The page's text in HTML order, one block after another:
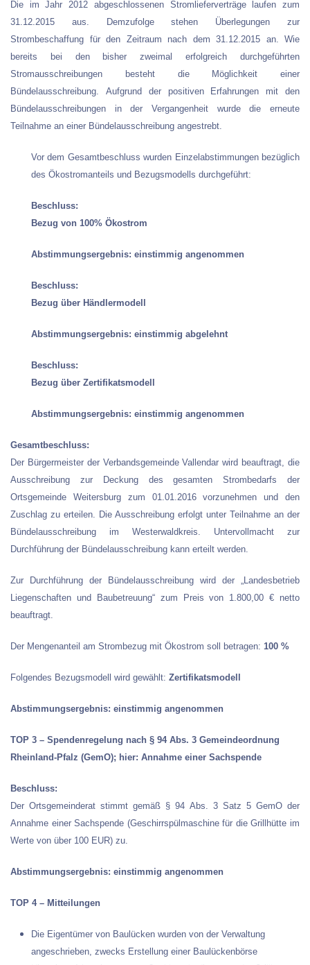
Die im Jahr 2012 abgeschlossenen Stromlieferverträge laufen zum
31.12.2015 aus. Demzufolge stehen Überlegungen zur
Strombeschaffung für den Zeitraum nach dem 31.12.2015 an. Wie
bereits bei den bisher zweimal erfolgreich durchgeführten
Stromausschreibungen besteht die Möglichkeit einer
Bündelausschreibung.
Aufgrund der positiven Erfahrungen mit den
Bündelausschreibungen in der Vergangenheit wurde die erneute
Teilnahme an einer Bündelausschreibung angestrebt.
Vor dem Gesamtbeschluss wurden Einzelabstimmungen bezüglich
des Ökostromanteils und Bezugsmodells durchgeführt:
Beschluss:
Bezug von 100% Ökostrom
Abstimmungsergebnis: einstimmig angenommen
Beschluss:
Bezug über Händlermodell
Abstimmungsergebnis: einstimmig abgelehnt
Beschluss:
Bezug über Zertifikatsmodell
Abstimmungsergebnis: einstimmig angenommen
Gesamtbeschluss:
Der Bürgermeister der Verbandsgemeinde Vallendar wird beauftragt, die
Ausschreibung zur Deckung des gesamten Strombedarfs der
Ortsgemeinde Weitersburg zum 01.01.2016 vorzunehmen und den
Zuschlag zu erteilen. Die Ausschreibung erfolgt unter Teilnahme an der
Bündelausschreibung im Westerwaldkreis. Untervollmacht zur
Durchführung der Bündelausschreibung kann erteilt werden.
Zur Durchführung der Bündelausschreibung wird der „Landesbetrieb
Liegenschaften und Baubetreuung“ zum Preis von 1.800,00 € netto
beauftragt.
Der Mengenanteil am Strombezug mit Ökostrom soll betragen: 100 %
Folgendes Bezugsmodell wird gewählt: Zertifikatsmodell
Abstimmungsergebnis: einstimmig angenommen
TOP 3 – Spendenregelung nach § 94 Abs. 3 Gemeindeordnung
Rheinland-Pfalz (GemO); hier: Annahme einer Sachspende
Beschluss:
Der Ortsgemeinderat stimmt gemäß § 94 Abs. 3 Satz 5 GemO der
Annahme einer Sachspende (Geschirrspülmaschine für die Grillhütte im
Werte von über 100 EUR) zu.
Abstimmungsergebnis: einstimmig angenommen
TOP 4 – Mitteilungen
Die Eigentümer von Baulücken wurden von der Verwaltung
angeschrieben, zwecks Erstellung einer Baulückenbörse